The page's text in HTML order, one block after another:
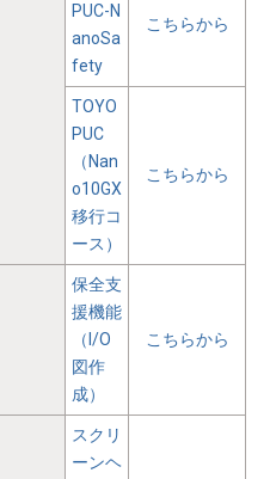
PUC-N
anoSa
fety
こちらから
TOYO
PUC
（Nan
o10GX
移行コ
ース）
こちらから
保全支
援機能
（I/O
図作
成）
こちらから
スクリ
ーンヘ